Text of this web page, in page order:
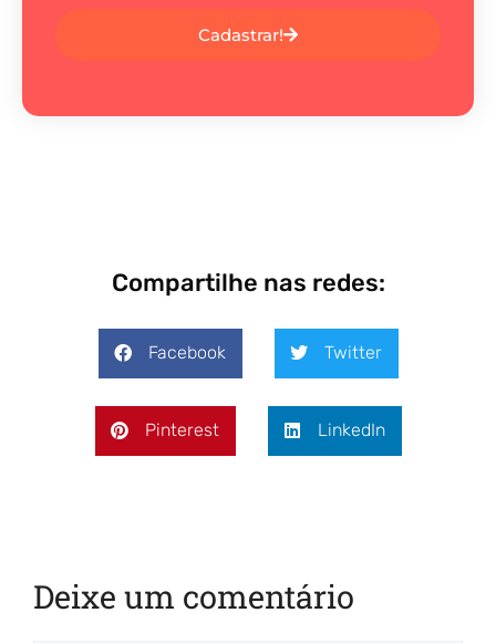
Cadastrar!
Compartilhe nas redes:
Facebook Twitter
Pinterest LinkedIn
Deixe um comentário